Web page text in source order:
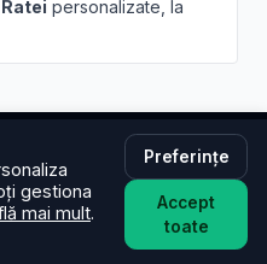
personalizate, la
cu suflet. Comandă
gestiona
mai mult.
Preferințe
Accept
toate